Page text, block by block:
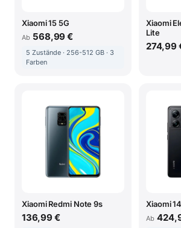
Xiaomi 15 5G
Ab 568,99 €
5 Zustände · 256-512 GB · 3
Farben
Xiaomi
Lite
274,99
Xiaomi Redmi Note 9s
136,99 €
Xiaomi
Ab